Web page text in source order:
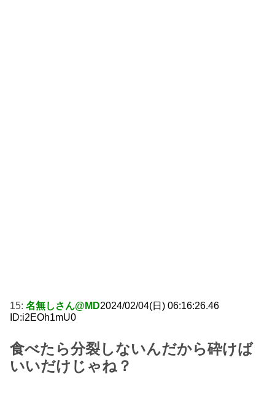
15: 名無しさん@MD2024/02/04(日) 06:16:26.46
ID:i2EOh1mU0
食べたら分裂しないんだから砕けば
いいだけじゃね？